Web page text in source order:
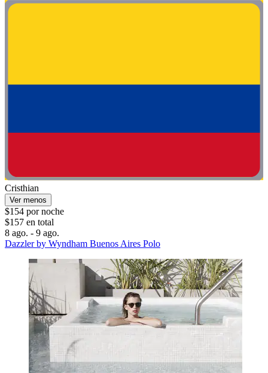
Cristhian
Ver menos
$154 por noche
$157 en total
8 ago. - 9 ago.
Dazzler by Wyndham Buenos Aires Polo